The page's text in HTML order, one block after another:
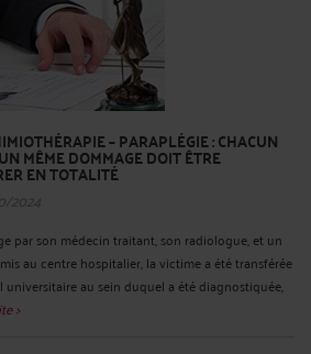
– PARAPLÉGIE : CHACUN
MÊME DOMMAGE DOIT ÊTRE
EN TOTALITÉ
2024
par son médecin traitant, son radiologue, et un
au centre hospitalier, la victime a été transférée
au sein duquel a été diagnostiquée,
>